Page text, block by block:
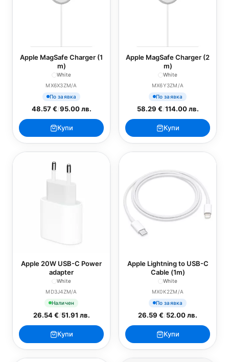
Apple MagSafe Charger (1
m)
White
MX6X3ZM/A
По заявка
48.57 €/95.00 лв.
Купи
Apple MagSafe Charger (2
m)
White
MX6Y3ZM/A
По заявка
58.29 €/114.00 лв.
Купи
Apple 20W USB-C Power
adapter
White
MD3J4ZM/A
Наличен
26.54 €/51.91 лв.
Купи
Apple Lightning to USB-C
Cable (1m)
White
MX0K2ZM/A
По заявка
26.59 €/52.00 лв.
Купи